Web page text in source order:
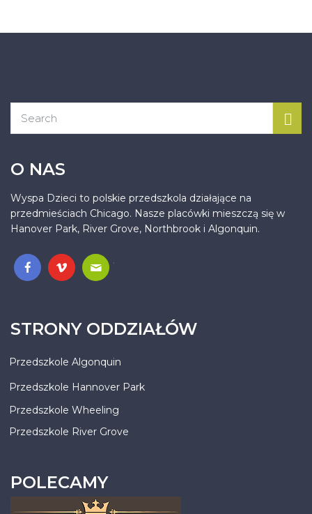
O NAS
Wyspa Dzieci to polskie przedszkola działające na
przedmieściach Chicago. Nasze placówki mieszczą się w
Hanover Park, River Grove, Northbrook i Algonquin.
.
STRONY ODDZIAŁÓW
Przedszkole Algonquin
Przedszkole Hannover Park
Przedszkole Wheeling
Przedszkole River Grove
POLECAMY